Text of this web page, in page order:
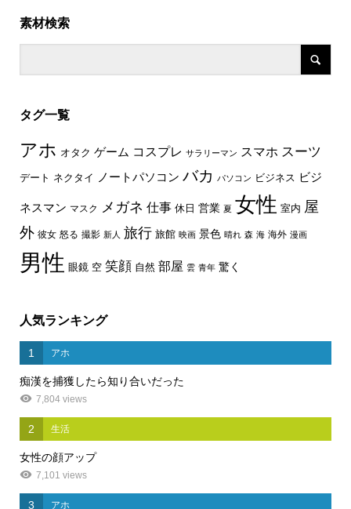
素材検索
タグ一覧
アホ オタク ゲーム コスプレ サラリーマン スマホ スーツ
デート ネクタイ ノートパソコン バカ パソコン ビジネス ビジ
ネスマン マスク メガネ 仕事 休日 営業 夏 女性 室内 屋
外 彼女 怒る 撮影 新人 旅行 旅館 映画 景色 晴れ 森 海 海外 漫画
男性 眼鏡 空 笑顔 自然 部屋 雲 青年 驚く
人気ランキング
1 アホ
痴漢を捕獲したら知り合いだった
7,804 views
2 生活
女性の顔アップ
7,101 views
3 アホ